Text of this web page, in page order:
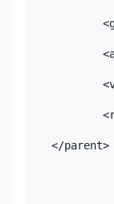
    </parent>